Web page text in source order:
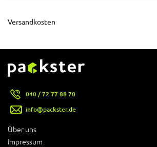
Versandkosten
Über uns
Impressum
040 / 72 77 88 70
info@packster.de